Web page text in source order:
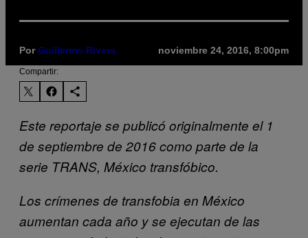
PorGuillermo Rivera noviembre 24, 2016, 8:00pm
Compartir:
Este reportaje se publicó originalmente el 1
de septiembre de 2016 como parte de la
serie TRANS, México transfóbico.
Los crímenes de transfobia en México
aumentan cada año y se ejecutan de las